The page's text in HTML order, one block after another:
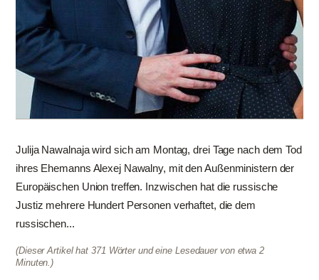
Julija Nawalnaja wird sich am Montag, drei Tage nach dem Tod
ihres Ehemanns Alexej Nawalny, mit den Außenministern der
Europäischen Union treffen. Inzwischen hat die russische
Justiz mehrere Hundert Personen verhaftet, die dem
russischen...
(Dieser Artikel hat 371 Wörter und eine Lesedauer von etwa 2
Minuten.)